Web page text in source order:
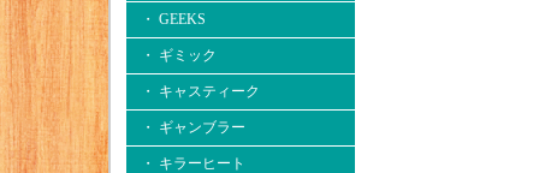
・ GEEKS
・ ギミック
・ キャスティーク
・ ギャンブラー
・ キラーヒート